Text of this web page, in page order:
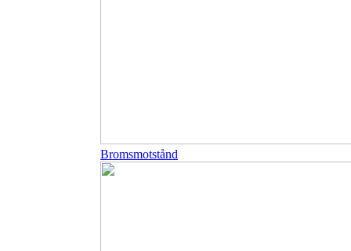
Bromsmotstånd